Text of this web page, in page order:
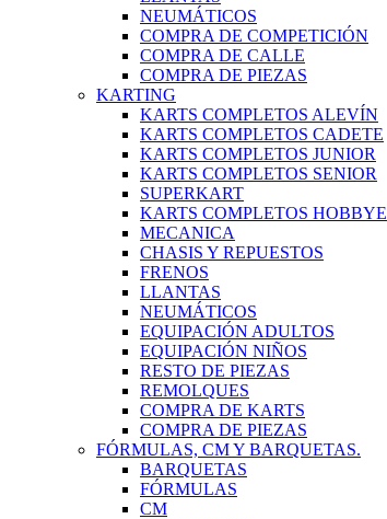
NEUMÁTICOS
COMPRA DE COMPETICIÓN
COMPRA DE CALLE
COMPRA DE PIEZAS
KARTING
KARTS COMPLETOS ALEVÍN
KARTS COMPLETOS CADETE
KARTS COMPLETOS JUNIOR
KARTS COMPLETOS SENIOR
SUPERKART
KARTS COMPLETOS HOBBYE
MECANICA
CHASIS Y REPUESTOS
FRENOS
LLANTAS
NEUMÁTICOS
EQUIPACIÓN ADULTOS
EQUIPACIÓN NIÑOS
RESTO DE PIEZAS
REMOLQUES
COMPRA DE KARTS
COMPRA DE PIEZAS
FÓRMULAS, CM Y BARQUETAS.
BARQUETAS
FÓRMULAS
CM